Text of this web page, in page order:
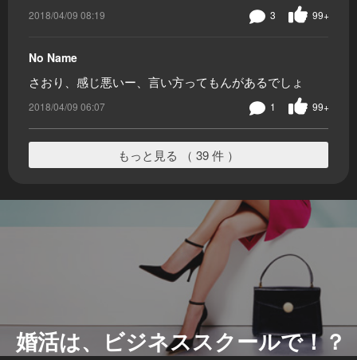
2018/04/09 08:19 99+
3
No Name
さおり、感じ悪いー、言い方ってもんがあるでしょ
2018/04/09 06:07 99+
1
もっと見る （ 39 件 ）
婚活は、ビジネススクールで！？